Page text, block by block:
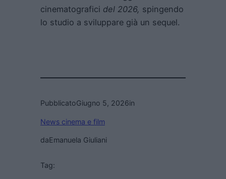
cinematografici del 2026, spingendo
lo studio a sviluppare già un sequel.
PubblicatoGiugno 5, 2026in
News cinema e film
daEmanuela Giuliani
Tag: